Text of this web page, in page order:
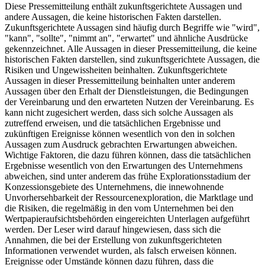
Diese Pressemitteilung enthält zukunftsgerichtete Aussagen und
andere Aussagen, die keine historischen Fakten darstellen.
Zukunftsgerichtete Aussagen sind häufig durch Begriffe wie "wird",
"kann", "sollte", "nimmt an", "erwartet" und ähnliche Ausdrücke
gekennzeichnet. Alle Aussagen in dieser Pressemitteilung, die keine
historischen Fakten darstellen, sind zukunftsgerichtete Aussagen, die
Risiken und Ungewissheiten beinhalten. Zukunftsgerichtete
Aussagen in dieser Pressemitteilung beinhalten unter anderem
Aussagen über den Erhalt der Dienstleistungen, die Bedingungen
der Vereinbarung und den erwarteten Nutzen der Vereinbarung. Es
kann nicht zugesichert werden, dass sich solche Aussagen als
zutreffend erweisen, und die tatsächlichen Ergebnisse und
zukünftigen Ereignisse können wesentlich von den in solchen
Aussagen zum Ausdruck gebrachten Erwartungen abweichen.
Wichtige Faktoren, die dazu führen können, dass die tatsächlichen
Ergebnisse wesentlich von den Erwartungen des Unternehmens
abweichen, sind unter anderem das frühe Explorationsstadium der
Konzessionsgebiete des Unternehmens, die innewohnende
Unvorhersehbarkeit der Ressourcenexploration, die Marktlage und
die Risiken, die regelmäßig in den vom Unternehmen bei den
Wertpapieraufsichtsbehörden eingereichten Unterlagen aufgeführt
werden. Der Leser wird darauf hingewiesen, dass sich die
Annahmen, die bei der Erstellung von zukunftsgerichteten
Informationen verwendet wurden, als falsch erweisen können.
Ereignisse oder Umstände können dazu führen, dass die